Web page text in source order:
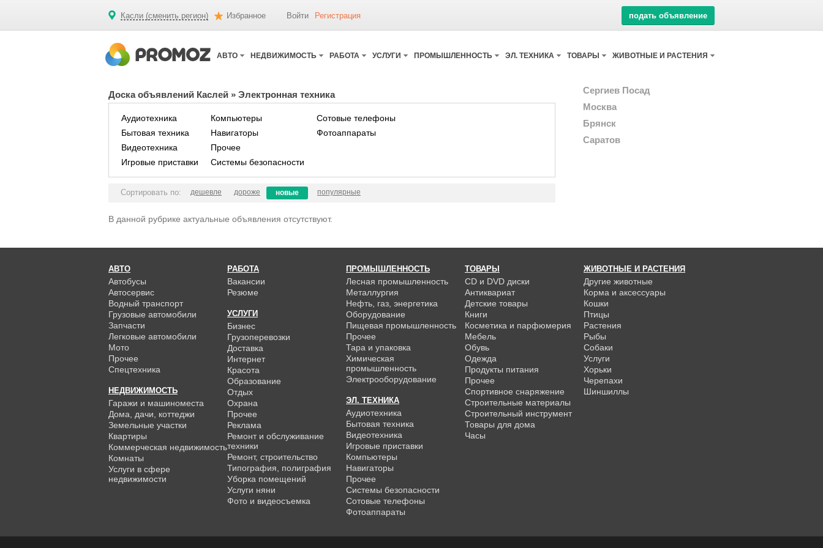
Касли (сменить регион) Избранное Войти Регистрация подать объявление
АВТО НЕДВИЖИМОСТЬ РАБОТА УСЛУГИ ПРОМЫШЛЕННОСТЬ ЭЛ. ТЕХНИКА ТОВАРЫ ЖИВОТНЫЕ И РАСТЕНИЯ
Доска объявлений Каслей » Электронная техника
Аудиотехника
Бытовая техника
Видеотехника
Игровые приставки
Компьютеры
Навигаторы
Прочее
Системы безопасности
Сотовые телефоны
Фотоаппараты
Сортировать по: дешевле дороже новые популярные
В данной рубрике актуальные объявления отсутствуют.
Сергиев Посад
Москва
Брянск
Саратов
АВТО
Автобусы
Автосервис
Водный транспорт
Грузовые автомобили
Запчасти
Легковые автомобили
Мото
Прочее
Спецтехника
НЕДВИЖИМОСТЬ
Гаражи и машиноместа
Дома, дачи, коттеджи
Земельные участки
Квартиры
Коммерческая недвижимость
Комнаты
Услуги в сфере
недвижимости
РАБОТА
Вакансии
Резюме
УСЛУГИ
Бизнес
Грузоперевозки
Доставка
Интернет
Красота
Образование
Отдых
Охрана
Прочее
Реклама
Ремонт и обслуживание
техники
Ремонт, строительство
Типография, полиграфия
Уборка помещений
Услуги няни
Фото и видеосъемка
ПРОМЫШЛЕННОСТЬ
Лесная промышленность
Металлургия
Нефть, газ, энергетика
Оборудование
Пищевая промышленность
Прочее
Тара и упаковка
Химическая
промышленность
Электрооборудование
ЭЛ. ТЕХНИКА
Аудиотехника
Бытовая техника
Видеотехника
Игровые приставки
Компьютеры
Навигаторы
Прочее
Системы безопасности
Сотовые телефоны
Фотоаппараты
ТОВАРЫ
CD и DVD диски
Антиквариат
Детские товары
Книги
Косметика и парфюмерия
Мебель
Обувь
Одежда
Продукты питания
Прочее
Спортивное снаряжение
Строительные материалы
Строительный инструмент
Товары для дома
Часы
ЖИВОТНЫЕ И РАСТЕНИЯ
Другие животные
Корма и аксессуары
Кошки
Птицы
Растения
Рыбы
Собаки
Услуги
Хорьки
Черепахи
Шиншиллы